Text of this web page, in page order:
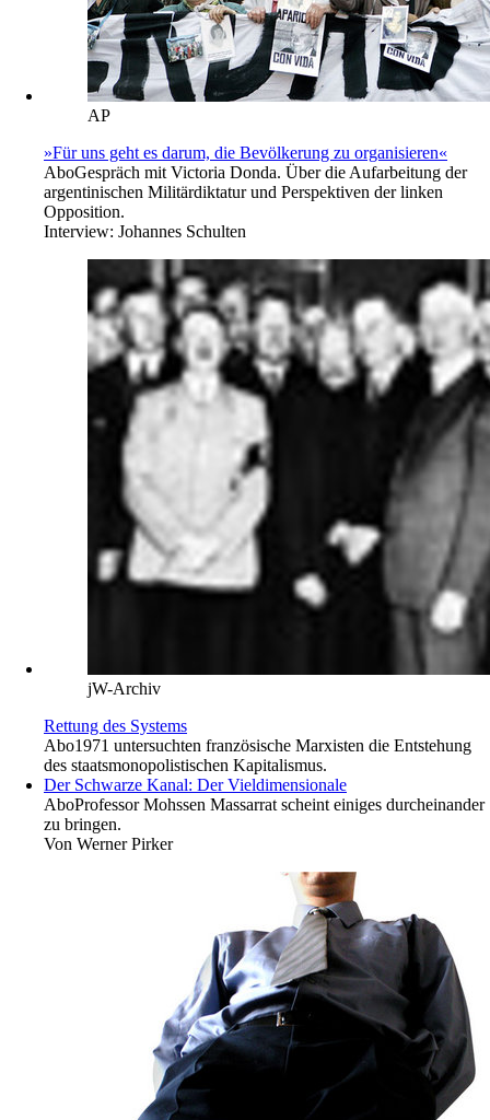
AP
»Für uns geht es darum, die Bevölkerung zu organisieren«
AboGespräch mit Victoria Donda. Über die Aufarbeitung der
argentinischen Militärdiktatur und Perspektiven der linken
Opposition.
Interview: Johannes Schulten
jW-Archiv
Rettung des Systems
Abo1971 untersuchten französische Marxisten die Entstehung
des staatsmonopolistischen Kapitalismus.
Der Schwarze Kanal: Der Vieldimensionale
AboProfessor Mohssen Massarrat scheint einiges durcheinander
zu bringen.
Von Werner Pirker